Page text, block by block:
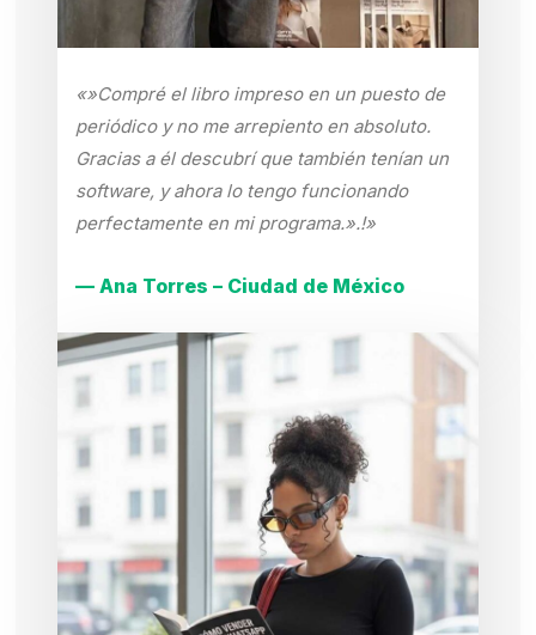
«»Compré el libro impreso en un puesto de
periódico y no me arrepiento en absoluto.
Gracias a él descubrí que también tenían un
software, y ahora lo tengo funcionando
perfectamente en mi programa.».!»
— Ana Torres – Ciudad de México